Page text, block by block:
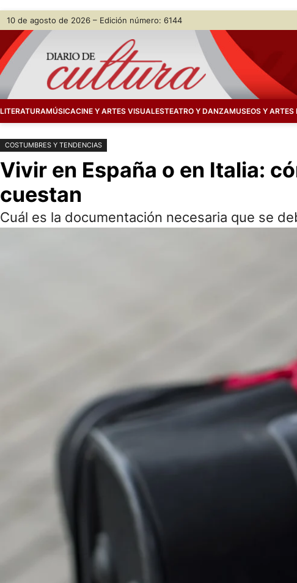
Saltar
contenido
Skip
content
10 de agosto de 2026 – Edición número: 6144
LITERATURAMÚSICACINE Y ARTES VISUALESTEATRO Y DANZAMUSEOS Y
COSTUMBRES Y TENDENCIAS
Vivir en España o en Italia:
cuestan
Cuál es la documentación necesaria que se